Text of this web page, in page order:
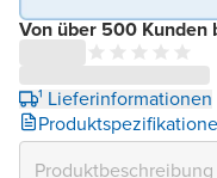
Von über 500 Kunden
¹ Lieferinformationen